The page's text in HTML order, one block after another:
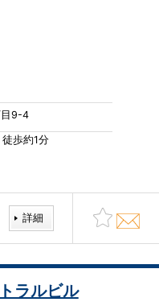
目9-4
歩約1分
詳細
ラルビル